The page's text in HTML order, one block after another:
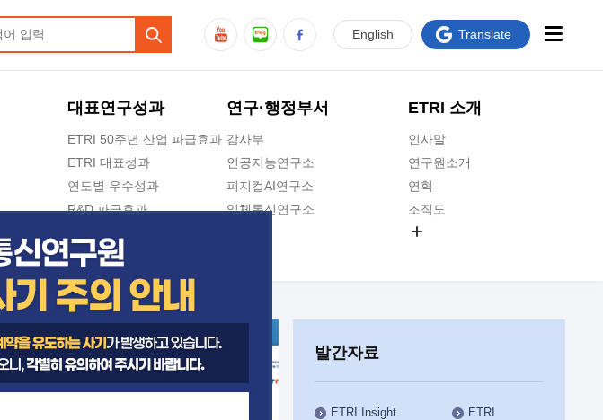
대표연구성과
ETRI 50주년 산업 파급효과
ETRI 대표성과
연도별 우수성과
R&D 파급효과
지식공유플랫폼
연구·행정부서
감사부
인공지능연구소
피지컬AI연구소
입체통신연구소
인공지능안전연구소
우주항공반도체전략연구단
대경권연구본부
호남권연구본부
ETRI 소개
인사말
연구원소개
연혁
조직도
ETRI CI
English Translate
발간자료
ETRI Insight
ETRI